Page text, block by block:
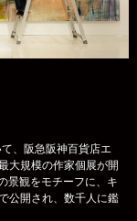
て、阪急阪神百貨店エ
大規模の作家個展が開
景観をモチーフに、キ
公開され、数千人に鑑